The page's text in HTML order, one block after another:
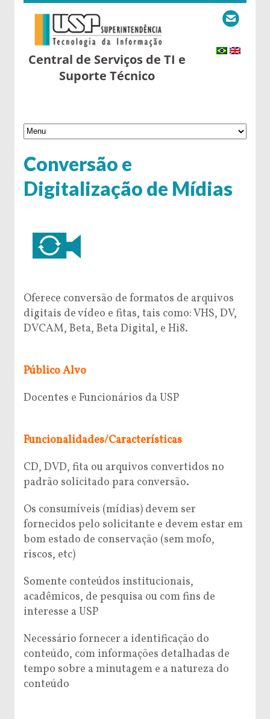
Central de Serviços de TI e
Suporte Técnico
Conversão e
Digitalização de Mídias
Oferece conversão de formatos de arquivos
digitais de vídeo e fitas, tais como: VHS, DV,
DVCAM, Beta, Beta Digital, e Hi8.
Público Alvo
Docentes e Funcionários da USP
Funcionalidades/Características
CD, DVD, fita ou arquivos convertidos no
padrão solicitado para conversão.
Os consumíveis (mídias) devem ser
fornecidos pelo solicitante e devem estar em
bom estado de conservação (sem mofo,
riscos, etc)
Somente conteúdos institucionais,
acadêmicos, de pesquisa ou com fins de
interesse a USP
Necessário fornecer a identificação do
conteúdo, com informações detalhadas de
tempo sobre a minutagem e a natureza do
conteúdo